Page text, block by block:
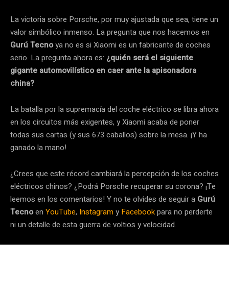
La victoria sobre Porsche, por muy ajustada que sea, tiene un
valor simbólico inmenso. La pregunta que nos hacemos en
Gurú Tecnoya no es si Xiaomi es un fabricante de coches
serio. La pregunta ahora es: ¿quién será el siguiente
gigante automovilístico en caer ante la apisonadora
china?
La batalla por la supremacía del coche eléctrico se libra ahora
en los circuitos más exigentes, y Xiaomi acaba de poner
todas sus cartas (y sus 673 caballos) sobre la mesa. ¡Y ha
ganado la mano!
¿Crees que este récord cambiará la percepción de los coches
eléctricos chinos? ¿Podrá Porsche recuperar su corona? ¡Te
leemos en los comentarios! Y no te olvides de seguir a Gurú
Tecnoen YouTube, Instagramy Facebookpara no perderte
ni un detalle de esta guerra de voltios y velocidad.